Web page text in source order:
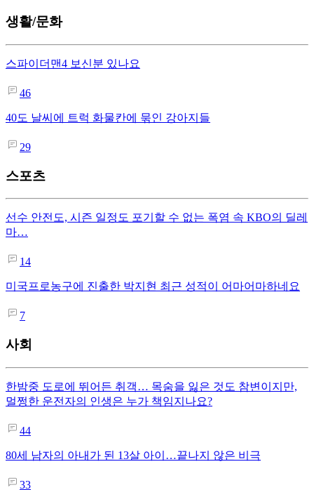
생활/문화
스파이더맨4 보신분 있나요
46
40도 날씨에 트럭 화물칸에 묶인 강아지들
29
스포츠
선수 안전도, 시즌 일정도 포기할 수 없는 폭염 속 KBO의 딜레
마…
14
미국프로농구에 진출한 박지현 최근 성적이 어마어마하네요
7
사회
한밤중 도로에 뛰어든 취객… 목숨을 잃은 것도 참변이지만,
멀쩡한 운전자의 인생은 누가 책임지나요?
44
80세 남자의 아내가 된 13살 아이…끝나지 않은 비극
33